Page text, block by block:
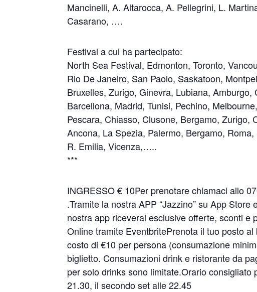
Mancinelli, A. Altarocca, A. Pellegrini, L.
Casarano, ….
Festival a cui ha partecipato:
North Sea Festival, Edmonton, Toronto,
Rio De Janeiro, San Paolo, Saskatoon,
Bruxelles, Zurigo, Ginevra, Lubiana,
Barcellona, Madrid, Tunisi, Pechino,
Pescara, Chiasso, Clusone, Bergamo, Zurigo,
Ancona, La Spezia, Palermo, Bergamo,
R. Emilia, Vicenza,…..
***
INGRESSO € 10Per prenotare chiamaci allo
.Tramite la nostra APP “Jazzino” su App
nostra app riceverai esclusive offerte, sconti e
Online tramite EventbritePrenota il tuo posto
costo di €10 per persona (consumazione
biglietto. Consumazioni drink e ristorante da
per solo drinks sono limitate.Orario
21.30, il secondo set alle 22.45